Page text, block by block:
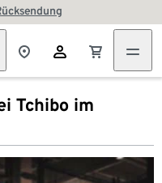
Tchibo im